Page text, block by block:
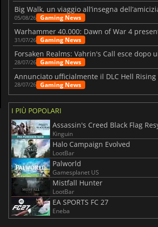
Big Walk, un viaggio all’insegna
05/08/26 Gaming News
31/07/26 Gaming News
28/07/26 Gaming News
28/07/26 Gaming News
I PIÙ POPOLARI
Kinguin
Halo Campaign Evolved
LootBar
Palworld
Gamesplanet US
Mistfall Hunter
LootBar
EA SPORTS FC 27
Eneba